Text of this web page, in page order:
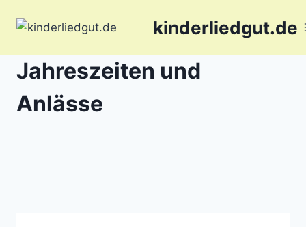
Inhalt
kinderliedgut.de
Jahreszeiten und
Anlässe